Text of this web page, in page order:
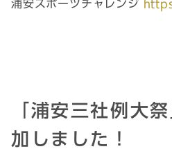
浦安スポーツチャレンジ
「浦安三社例大
加しました！